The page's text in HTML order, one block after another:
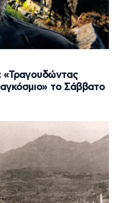
«Τραγουδώντας
το Σάββατο